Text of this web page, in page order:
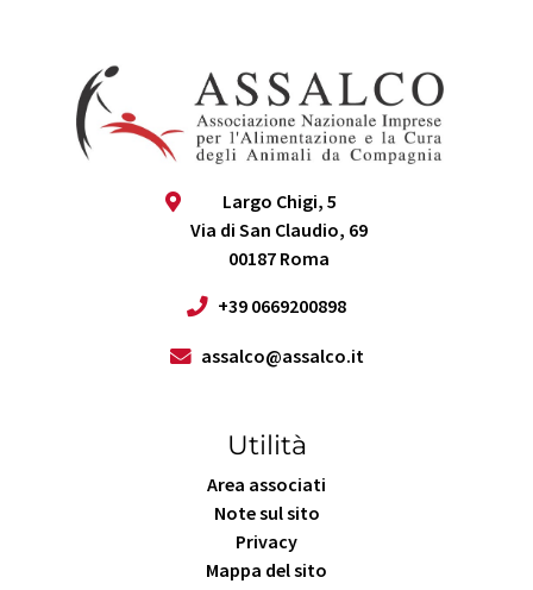
Largo Chigi, 5
Via di San Claudio, 69
00187 Roma
+39 0669200898
assalco@assalco.it
Utilità
Area associati
Note sul sito
Privacy
Mappa del sito